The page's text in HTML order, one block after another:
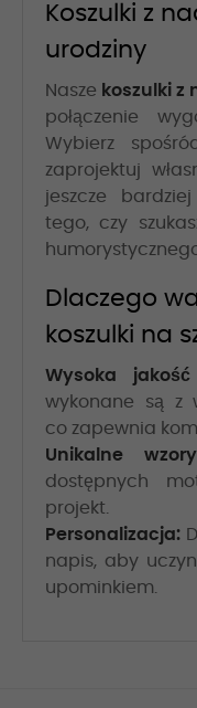
Koszulki z
urodziny
Nasze koszulki z
połączenie
Wybierz
zaprojektuj
jeszcze
tego, czy
Dlaczego
koszulki na
Wysoka jakość
wykonane są z
co zapewnia
Unikalne
dostępnych
projekt.
Personalizacja:
napis, aby
upominkiem.